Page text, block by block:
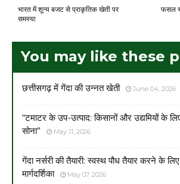
फसल
भारत में शून्य बजट से प्राकृतिक खेती पर
समस्या
You may like these
छत्तीसगढ़ में गेंदा की उन्नत खेती June 04, 2026
“टमाटर के उप-उत्पाद: किसानों और उद्यमियों के
सोना”
May 11, 2026
गेंदा नर्सरी की तैयारी: स्वस्थ पौध तैयार करने के
मार्गदर्शिका
May 07, 2026